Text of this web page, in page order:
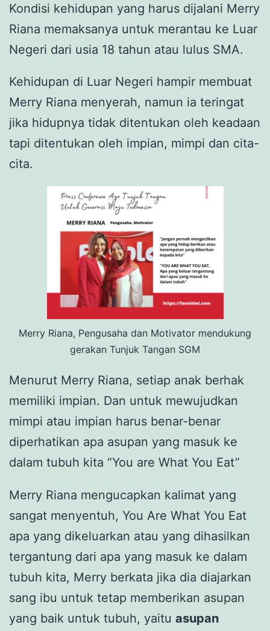
Kondisi kehidupan yang harus dijalani Merry
Riana memaksanya untuk merantau ke Luar
Negeri dari usia 18 tahun atau lulus SMA.
Kehidupan di Luar Negeri hampir membuat
Merry Riana menyerah, namun ia teringat
jika hidupnya tidak ditentukan oleh keadaan
tapi ditentukan oleh impian, mimpi dan cita-
cita.
Merry Riana, Pengusaha dan Motivator mendukung
gerakan Tunjuk Tangan SGM
Menurut Merry Riana, setiap anak berhak
memiliki impian. Dan untuk mewujudkan
mimpi atau impian harus benar-benar
diperhatikan apa asupan yang masuk ke
dalam tubuh kita “You are What You Eat”
Merry Riana mengucapkan kalimat yang
sangat menyentuh, You Are What You Eat
apa yang dikeluarkan atau yang dihasilkan
tergantung dari apa yang masuk ke dalam
tubuh kita, Merry berkata jika dia diajarkan
sang ibu untuk tetap memberikan asupan
yang baik untuk tubuh, yaitu asupan